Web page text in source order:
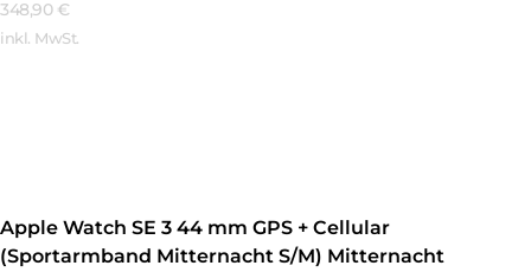
348,90 €
inkl. MwSt.
Apple Watch SE 3 44 mm GPS + Cellular
(Sportarmband Mitternacht S/M) Mitternacht